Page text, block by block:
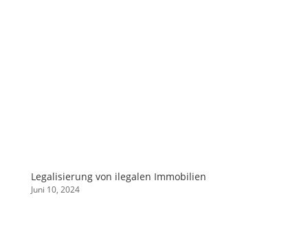
Legalisierung von ilegalen Immobilien
Juni 10, 2024